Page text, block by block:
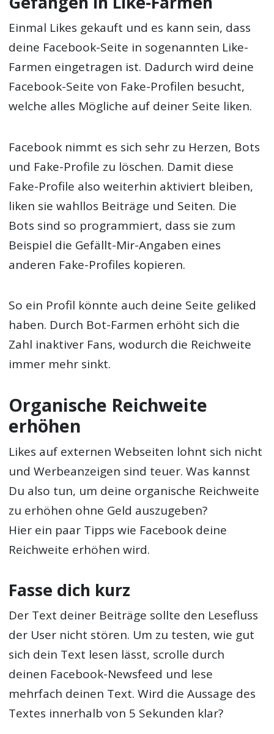
Einmal Likes gekauft und es kann sein, dass
deine Facebook-Seite in sogenannten Like-
Farmen eingetragen ist. Dadurch wird deine
Facebook-Seite von Fake-Profilen besucht,
welche alles Mögliche auf deiner Seite liken.
Facebook nimmt es sich sehr zu Herzen, Bots
und Fake-Profile zu löschen. Damit diese
Fake-Profile also weiterhin aktiviert bleiben,
liken sie wahllos Beiträge und Seiten. Die
Bots sind so programmiert, dass sie zum
Beispiel die Gefällt-Mir-Angaben eines
anderen Fake-Profiles kopieren.
So ein Profil könnte auch deine Seite geliked
haben. Durch Bot-Farmen erhöht sich die
Zahl inaktiver Fans, wodurch die Reichweite
immer mehr sinkt.
Organische Reichweite
erhöhen
Likes auf externen Webseiten lohnt sich nicht
und Werbeanzeigen sind teuer. Was kannst
Du also tun, um deine organische Reichweite
zu erhöhen ohne Geld auszugeben?
Hier ein paar Tipps wie Facebook deine
Reichweite erhöhen wird.
Fasse dich kurz
Der Text deiner Beiträge sollte den Lesefluss
der User nicht stören. Um zu testen, wie gut
sich dein Text lesen lässt, scrolle durch
deinen Facebook-Newsfeed und lese
mehrfach deinen Text. Wird die Aussage des
Textes innerhalb von 5 Sekunden klar?